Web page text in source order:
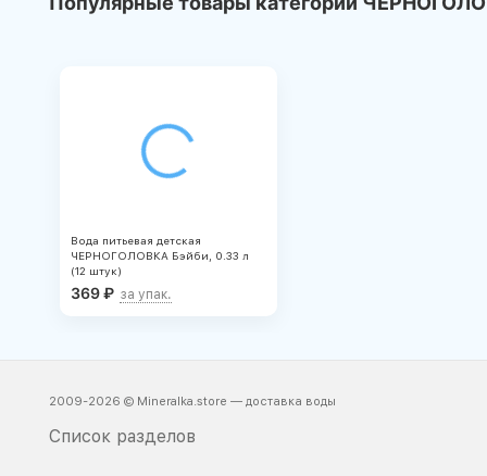
Вода питьевая детская
ЧЕРНОГОЛОВКА Бэйби, 0.33 л
(12 штук)
369₽ за упак.
2009-2026 © Mineralka.store — доставка воды
Список разделов